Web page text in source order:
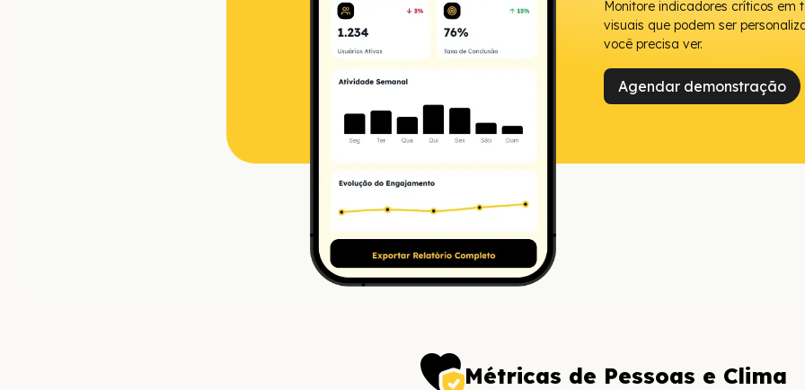
Monitore indicadores críticos em
visuais que podem ser
você precisa ver.
Agendar demonstração
Métricas de Pessoas e Clima